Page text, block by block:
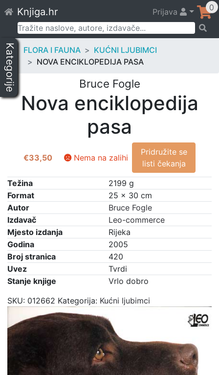
to
content
Knjiga.hr Prijava 0
Pretraži:
Kategorije FLORA I FAUNA
KUĆNI LJUBIMCI
NOVA ENCIKLOPEDIJA PASA
Bruce Fogle
Nova enciklopedija
pasa
€33,50 Nema na zalihi
Pridružite se
listi čekanja
Težina
2199 g
Format
25 × 30 cm
Autor
Bruce Fogle
Izdavač
Leo-commerce
Mjesto izdanja
Rijeka
Godina
2005
Broj stranica
420
Uvez
Tvrdi
Stanje knjige
Vrlo dobro
SKU: 012662 Kategorija: Kućni ljubimci